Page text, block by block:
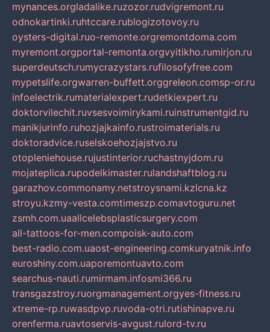
mynances.orgladalike.ruzozor.rudvigremont.ru
odnokartinki.ruhtccare.rublogizotovoy.ru
oysters-digital.ruo-remonte.orgremontdoma.com
myremont.orgportal-remonta.orgvyitikho.rumirjon.ru
superdeutsch.rumycrazystars.rufilosofyfree.com
mypetslife.orgwarren-buffett.orggreleon.comsp-or.ru
infoelectrik.rumaterialexpert.rudetkiexpert.ru
doktorvilechit.ruvsesvoimirykami.ruinstrumentgid.ru
manikjurinfo.ruhozjajkainfo.rustroimaterials.ru
doktoradvice.ruselskoehozjajstvo.ru
otopleniehouse.rujustinterior.ruchastnyjdom.ru
mojateplica.rupodelkimaster.rulandshaftblog.ru
garazhov.commonamy.netstroysnami.kzlcna.kz
stroyu.kzmy-vesta.comtimeszp.comavtoguru.net
zsmh.com.uaallcelebsplasticsurgery.com
all-tattoos-for-men.compoisk-auto.com
best-radio.com.uaost-engineering.comkuryatnik.info
euroshiny.com.uaporemontuavto.com
searchus-nauti.rumirmam.infosmi366.ru
transgazstroy.ruorgmanagement.orgyes-fitness.ru
xtreme-rp.ruwasdpvp.ruvoda-otri.rutishinapve.ru
orenferma.ruavtoservis-avgust.rulord-tv.ru